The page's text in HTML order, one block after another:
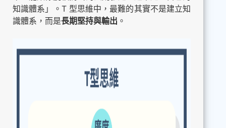
知識體系」。T 型思維中，最難的其實不是建立知
識體系，而是長期堅持與輸出 。